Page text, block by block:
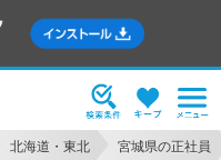
北海道・東北 宮城県の正社員